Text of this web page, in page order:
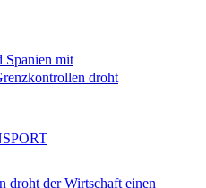
Spanien mit
droht
droht der Wirtschaft einen